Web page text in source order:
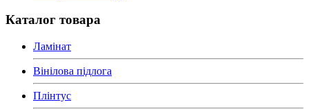
Каталог товара
Ламінат
Вінілова підлога
Плінтус